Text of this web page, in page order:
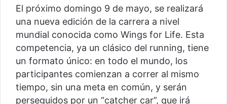
El próximo domingo 9 de mayo, se realizará
una nueva edición de la carrera a nivel
mundial conocida como Wings for Life. Esta
competencia, ya un clásico del running, tiene
un formato único: en todo el mundo, los
participantes comienzan a correr al mismo
tiempo, sin una meta en común, y serán
perseguidos por un “catcher car”, que irá